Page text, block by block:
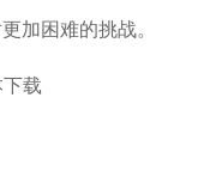
加困难的挑战。